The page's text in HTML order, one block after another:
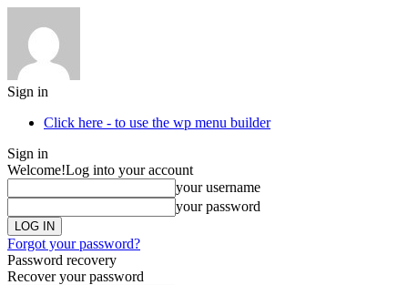
Sign in
Click here - to use the wp menu builder
Sign in
Welcome!Log into your account
your username
your password
Forgot your password?
Password recovery
Recover your password